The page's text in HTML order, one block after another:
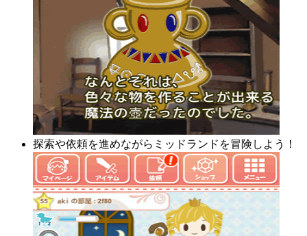
探索や依頼を進めながらミッドランドを冒険しよう！